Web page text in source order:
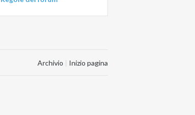
Archivio | Inizio pagina